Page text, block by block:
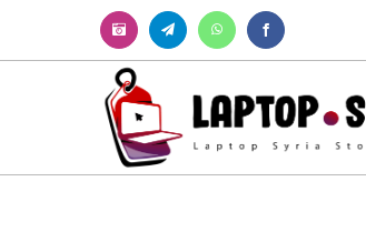
Facebook
WhatsApp
Telegram
Instagram